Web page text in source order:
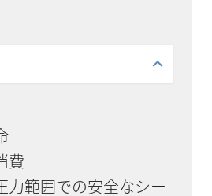
費
力範囲での安全なシー